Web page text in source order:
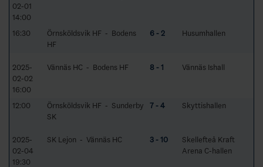
02-01
14:00
16:30
Örnsköldsvik HF - Bodens
HF
6 - 2 Husumhallen
2025-
02-02
16:00
Vännäs HC - Bodens HF 8 - 1 Vännäs Ishall
12:00
Örnsköldsvik HF - Sunderby
SK
7 - 4 Skyttishallen
2025-
02-04
19:30
SK Lejon - Vännäs HC 3 - 10
Skellefteå Kraft
Arena C-hallen